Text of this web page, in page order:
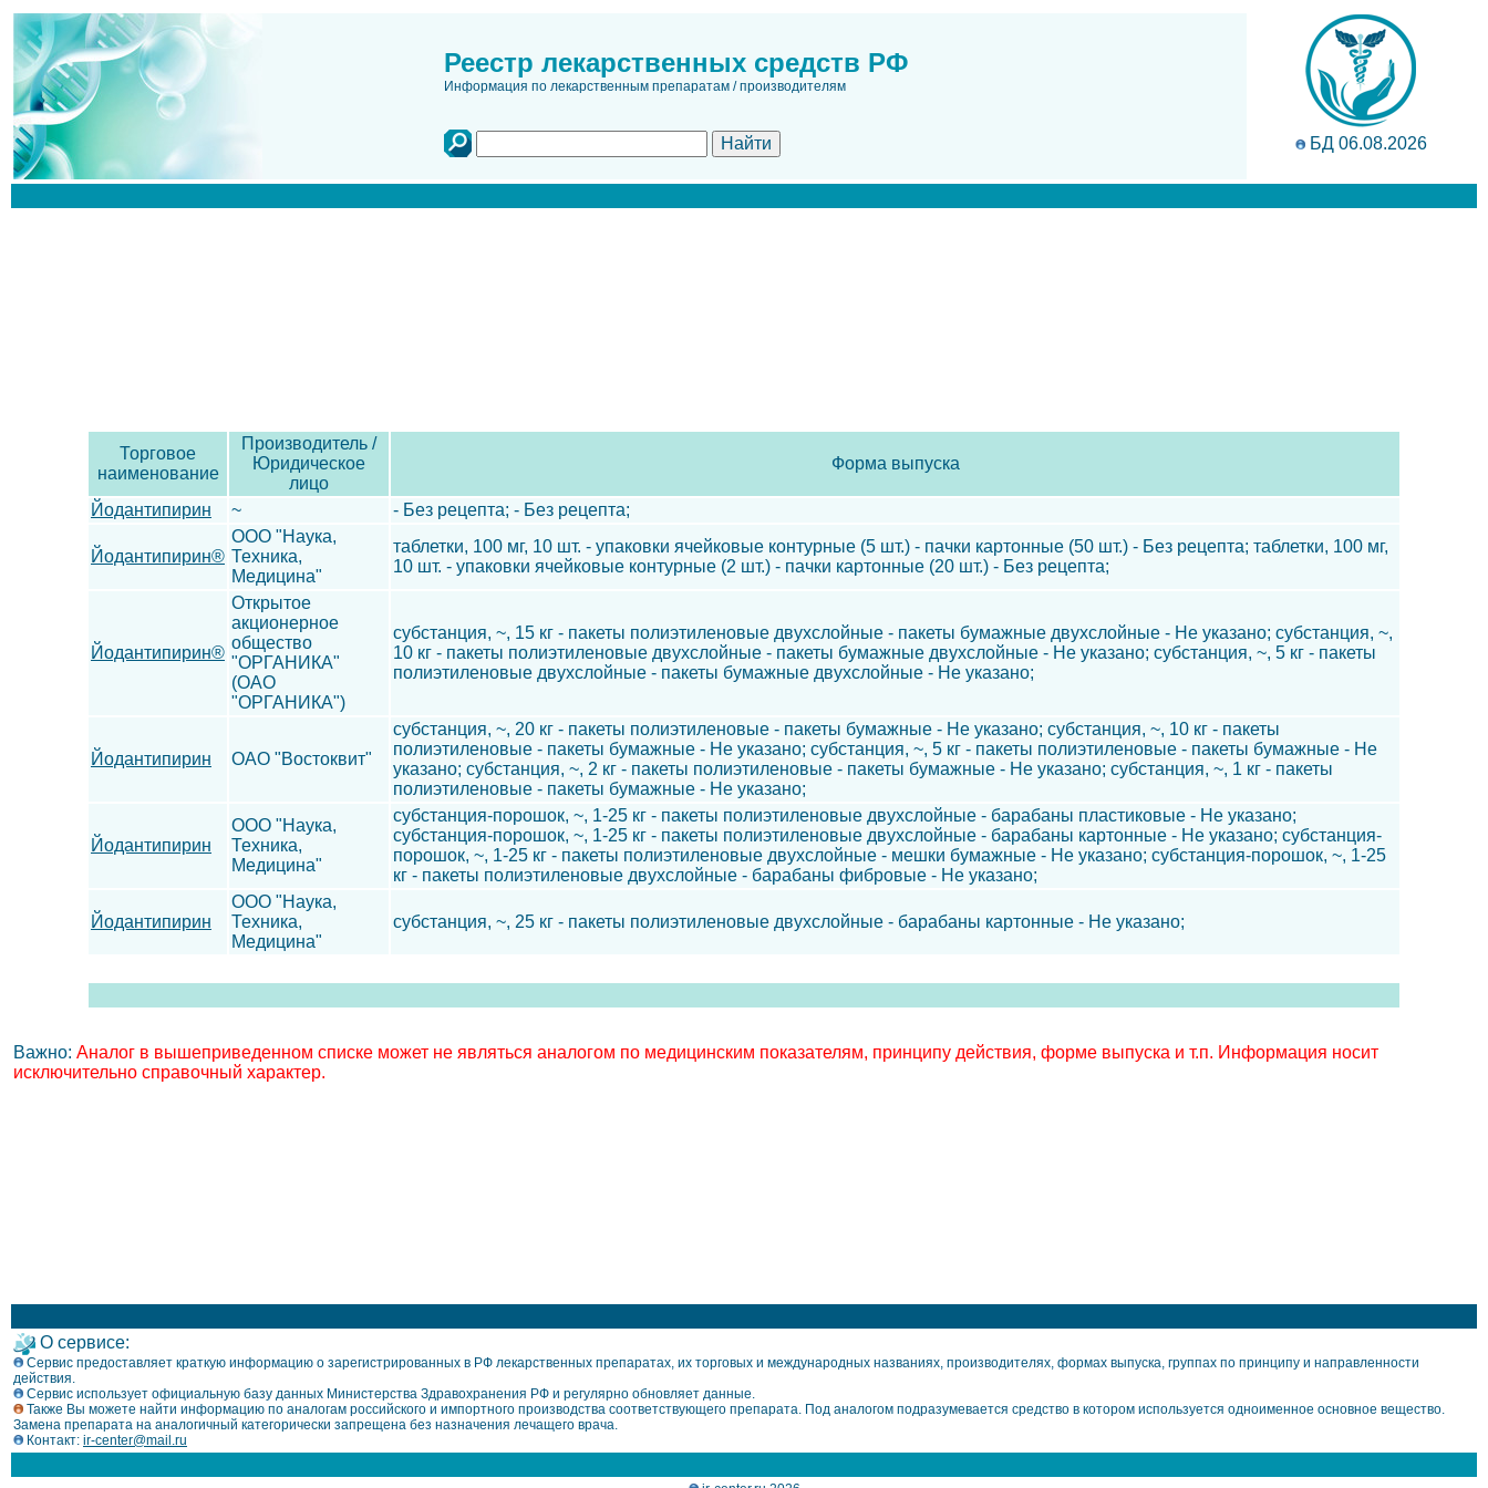
Реестр лекарственных средств РФ
Информация по лекарственным препаратам / производителям
БД 06.08.2026
Торговое
наименование
Производитель /
Юридическое
лицо
Форма выпуска
Йодантипирин ~ - Без рецепта; - Без рецепта;
Йодантипирин®
ООО "Наука,
Техника,
Медицина"
таблетки, 100 мг, 10 шт. - упаковки ячейковые контурные (5 шт.) - пачки картонные (50 шт.) - Без рецепта; таблетки, 100 мг,
10 шт. - упаковки ячейковые контурные (2 шт.) - пачки картонные (20 шт.) - Без рецепта;
Йодантипирин®
Открытое
акционерное
общество
"ОРГАНИКА"
(ОАО
"ОРГАНИКА")
субстанция, ~, 15 кг - пакеты полиэтиленовые двухслойные - пакеты бумажные двухслойные - Не указано; субстанция, ~,
10 кг - пакеты полиэтиленовые двухслойные - пакеты бумажные двухслойные - Не указано; субстанция, ~, 5 кг - пакеты
полиэтиленовые двухслойные - пакеты бумажные двухслойные - Не указано;
Йодантипирин ОАО "Востоквит"
субстанция, ~, 20 кг - пакеты полиэтиленовые - пакеты бумажные - Не указано; субстанция, ~, 10 кг - пакеты
полиэтиленовые - пакеты бумажные - Не указано; субстанция, ~, 5 кг - пакеты полиэтиленовые - пакеты бумажные - Не
указано; субстанция, ~, 2 кг - пакеты полиэтиленовые - пакеты бумажные - Не указано; субстанция, ~, 1 кг - пакеты
полиэтиленовые - пакеты бумажные - Не указано;
Йодантипирин
ООО "Наука,
Техника,
Медицина"
субстанция-порошок, ~, 1-25 кг - пакеты полиэтиленовые двухслойные - барабаны пластиковые - Не указано;
субстанция-порошок, ~, 1-25 кг - пакеты полиэтиленовые двухслойные - барабаны картонные - Не указано; субстанция-
порошок, ~, 1-25 кг - пакеты полиэтиленовые двухслойные - мешки бумажные - Не указано; субстанция-порошок, ~, 1-25
кг - пакеты полиэтиленовые двухслойные - барабаны фибровые - Не указано;
Йодантипирин
ООО "Наука,
Техника,
Медицина"
субстанция, ~, 25 кг - пакеты полиэтиленовые двухслойные - барабаны картонные - Не указано;
Важно: Аналог в вышеприведенном списке может не являться аналогом по медицинским показателям, принципу действия, форме выпуска и т.п. Информация носит
исключительно справочный характер.
О сервисе:
Сервис предоставляет краткую информацию о зарегистрированных в РФ лекарственных препаратах, их торговых и международных названиях, производителях, формах выпуска, группах по принципу и направленности
действия.
Сервис использует официальную базу данных Министерства Здравохранения РФ и регулярно обновляет данные.
Также Вы можете найти информацию по аналогам российского и импортного производства соответствующего препарата. Под аналогом подразумевается средство в котором используется одноименное основное вещество.
Замена препарата на аналогичный категорически запрещена без назначения лечащего врача.
Контакт: ir-center@mail.ru